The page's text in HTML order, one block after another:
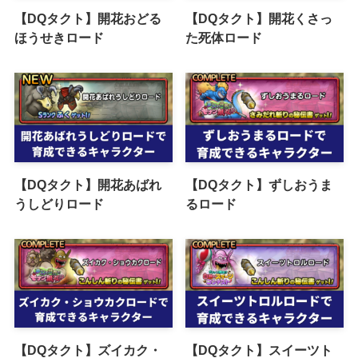
【DQタクト】開花おどる
ほうせきロード
【DQタクト】開花くさっ
た死体ロード
【DQタクト】開花あばれ
うしどりロード
【DQタクト】ずしおうま
るロード
【DQタクト】ズイカク・ 【DQタクト】スイーツト